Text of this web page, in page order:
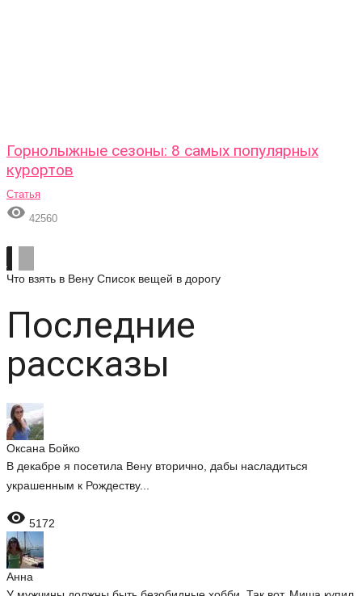
Горнолыжные сезоны: 8 самых популярных
курортов
Статья
 42560
Что взять в Вену Список вещей в дорогу
Последние
рассказы
Оксана Бойко
В декабре я посетила Вену вторично, дабы насладиться
украшенным к Рождеству...
 5172
Анна